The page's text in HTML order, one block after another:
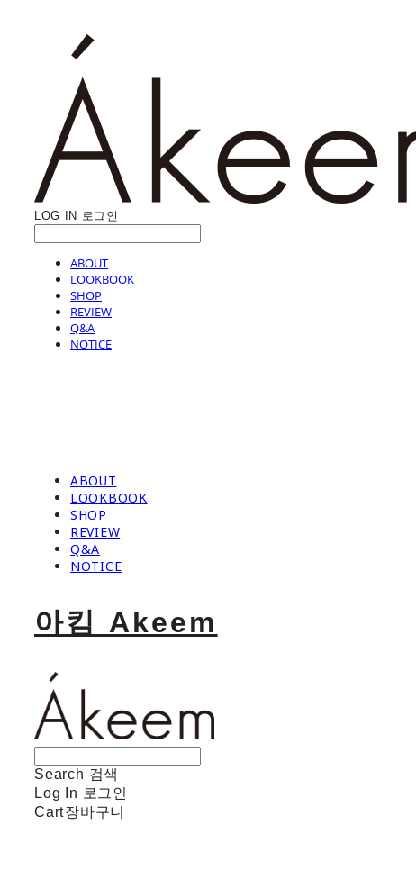
LOG IN 로그인
ABOUT
LOOKBOOK
SHOP
REVIEW
Q&A
NOTICE
ABOUT
LOOKBOOK
SHOP
REVIEW
Q&A
NOTICE
아킴 Akeem
Search 검색
Log In 로그인
Cart장바구니